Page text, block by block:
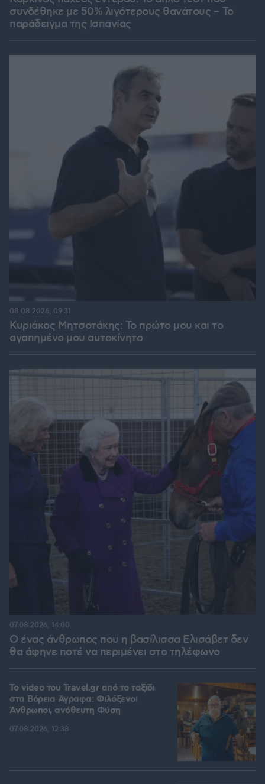
συνδέθηκε με 50% λιγότερους θανάτους – Το
παράδειγμα της Ισπανίας
Κυριάκος Μητσοτάκης: Το πρώτο μου και το
αγαπημένο μου αυτοκίνητο
08.08.2026, 09:31
Ο ένας άνθρωπος που η βασίλισσα Ελισάβετ δεν
θα άφηνε ποτέ να περιμένει στο τηλέφωνο
07.08.2026, 14:00
To video του Travel.gr από το ταξίδι
στα Βόρεια Άγραφα: Φιλόξενοι
Άνθρωποι, ανόθευτη Φύση
07.08.2026, 12:38